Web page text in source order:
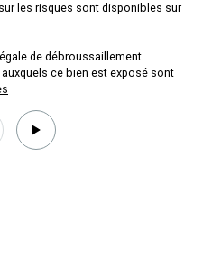
les risques sont disponibles sur
de débroussaillement.
ce bien est exposé sont